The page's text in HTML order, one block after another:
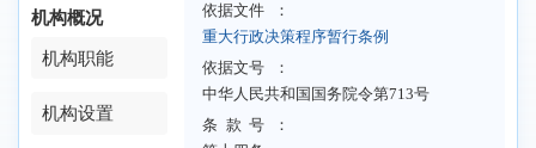
机构概况
机构职能
机构设置
依据文件
：
重大行政决策程序暂行条例
依据文号
：
中华人民共和国国务院令第713号
条款号
：